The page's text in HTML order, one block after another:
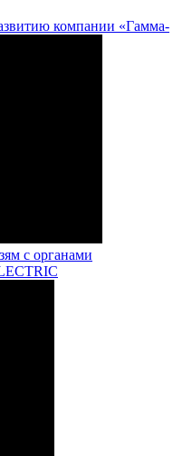
компании «Гамма-
с органами